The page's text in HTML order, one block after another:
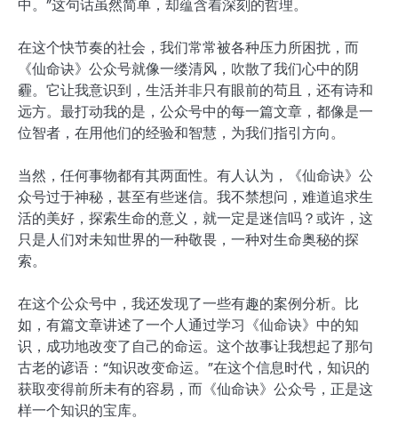
中。”这句话虽然简单，却蕴含着深刻的哲理。
在这个快节奏的社会，我们常常被各种压力所困扰，而
《仙命诀》公众号就像一缕清风，吹散了我们心中的阴
霾。它让我意识到，生活并非只有眼前的苟且，还有诗和
远方。最打动我的是，公众号中的每一篇文章，都像是一
位智者，在用他们的经验和智慧，为我们指引方向。
当然，任何事物都有其两面性。有人认为，《仙命诀》公
众号过于神秘，甚至有些迷信。我不禁想问，难道追求生
活的美好，探索生命的意义，就一定是迷信吗？或许，这
只是人们对未知世界的一种敬畏，一种对生命奥秘的探
索。
在这个公众号中，我还发现了一些有趣的案例分析。比
如，有篇文章讲述了一个人通过学习《仙命诀》中的知
识，成功地改变了自己的命运。这个故事让我想起了那句
古老的谚语：“知识改变命运。”在这个信息时代，知识的
获取变得前所未有的容易，而《仙命诀》公众号，正是这
样一个知识的宝库。